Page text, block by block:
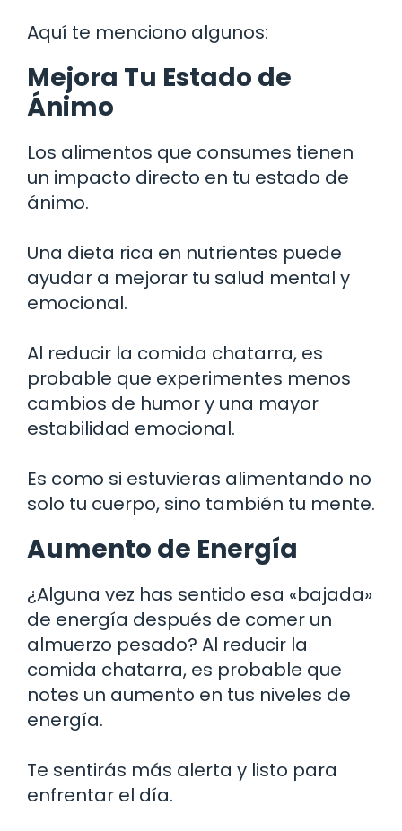
Aquí te menciono algunos:
Mejora Tu Estado de
Ánimo
Los alimentos que consumes tienen
un impacto directo en tu estado de
ánimo.
Una dieta rica en nutrientes puede
ayudar a mejorar tu salud mental y
emocional.
Al reducir la comida chatarra, es
probable que experimentes menos
cambios de humor y una mayor
estabilidad emocional.
Es como si estuvieras alimentando no
solo tu cuerpo, sino también tu mente.
Aumento de Energía
¿Alguna vez has sentido esa «bajada»
de energía después de comer un
almuerzo pesado? Al reducir la
comida chatarra, es probable que
notes un aumento en tus niveles de
energía.
Te sentirás más alerta y listo para
enfrentar el día.